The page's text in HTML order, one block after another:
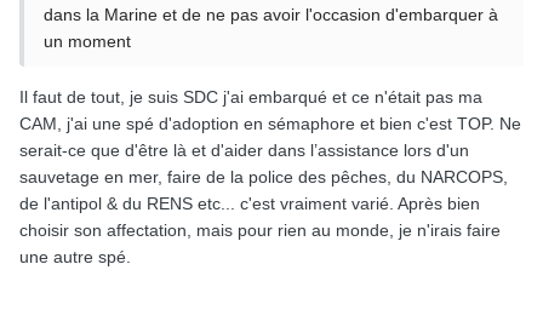
dans la Marine et de ne pas avoir l'occasion d'embarquer à
un moment
Il faut de tout, je suis SDC j'ai embarqué et ce n'était pas ma
CAM, j'ai une spé d'adoption en sémaphore et bien c'est TOP. Ne
serait-ce que d'être là et d'aider dans l’assistance lors d'un
sauvetage en mer, faire de la police des pêches, du NARCOPS,
de l'antipol & du RENS etc... c'est vraiment varié. Après bien
choisir son affectation, mais pour rien au monde, je n'irais faire
une autre spé.